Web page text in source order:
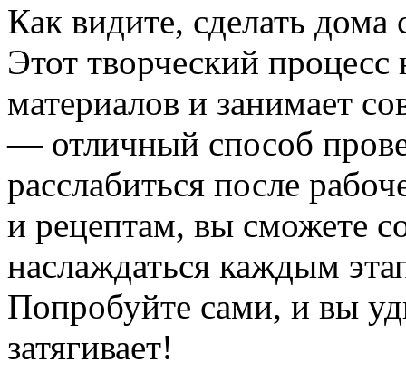
Как видите, сделать
Этот творческий
материалов и занимает
— отличный способ
расслабиться после
и рецептам, вы сможете
наслаждаться каждым
Попробуйте сами, и вы
затягивает!